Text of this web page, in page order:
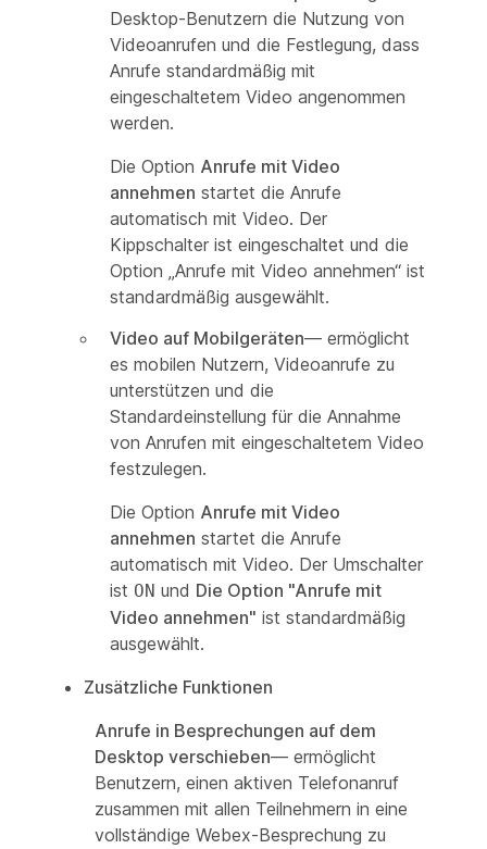
Desktop-Benutzern die Nutzung von
Videoanrufen und die Festlegung, dass
Anrufe standardmäßig mit
eingeschaltetem Video angenommen
werden.
Die Option Anrufe mit Video
annehmen startet die Anrufe
automatisch mit Video. Der
Kippschalter ist eingeschaltet und die
Option „Anrufe mit Video annehmen“ ist
standardmäßig ausgewählt.
Video auf Mobilgeräten— ermöglicht
es mobilen Nutzern, Videoanrufe zu
unterstützen und die
Standardeinstellung für die Annahme
von Anrufen mit eingeschaltetem Video
festzulegen.
Die Option Anrufe mit Video
annehmen startet die Anrufe
automatisch mit Video. Der Umschalter
ist ON und Die Option "Anrufe mit
Video annehmen" ist standardmäßig
ausgewählt.
Zusätzliche Funktionen
Anrufe in Besprechungen auf dem
Desktop verschieben— ermöglicht
Benutzern, einen aktiven Telefonanruf
zusammen mit allen Teilnehmern in eine
vollständige Webex-Besprechung zu